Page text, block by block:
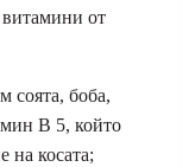
от
соята, боба,
B 5, който
на косата;